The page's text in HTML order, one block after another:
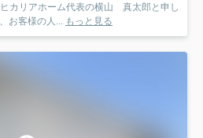
カリアホーム代表の横山 真太郎と申し
、お客様の人...
もっと見る